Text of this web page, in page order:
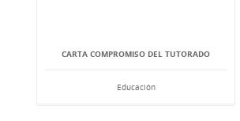
CARTA COMPROMISO DEL TUTORADO
Educación